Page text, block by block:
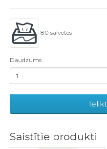
80 salvetes
Daudzums
Saistītie produkti